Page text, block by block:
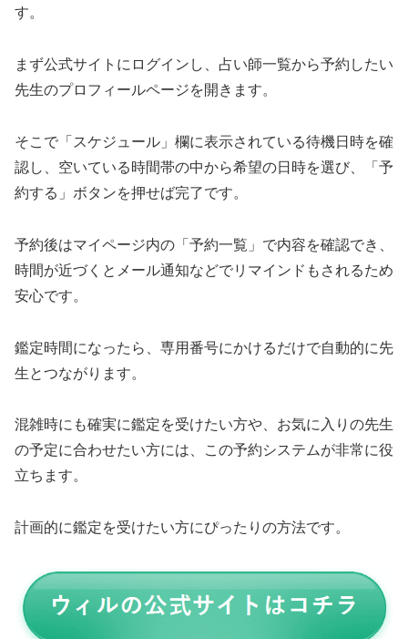
す。
まず公式サイトにログインし、占い師一覧から予約したい
先生のプロフィールページを開きます。
そこで「スケジュール」欄に表示されている待機日時を確
認し、空いている時間帯の中から希望の日時を選び、「予
約する」ボタンを押せば完了です。
予約後はマイページ内の「予約一覧」で内容を確認でき、
時間が近づくとメール通知などでリマインドもされるため
安心です。
鑑定時間になったら、専用番号にかけるだけで自動的に先
生とつながります。
混雑時にも確実に鑑定を受けたい方や、お気に入りの先生
の予定に合わせたい方には、この予約システムが非常に役
立ちます。
計画的に鑑定を受けたい方にぴったりの方法です。